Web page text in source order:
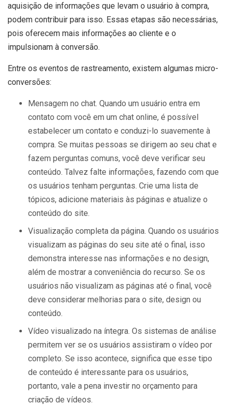
aquisição de informações que levam o usuário à compra,
podem contribuir para isso. Essas etapas são necessárias,
pois oferecem mais informações ao cliente e o
impulsionam à conversão.
Entre os eventos de rastreamento, existem algumas micro-
conversões:
Mensagem no chat. Quando um usuário entra em
contato com você em um chat online, é possível
estabelecer um contato e conduzi-lo suavemente à
compra. Se muitas pessoas se dirigem ao seu chat e
fazem perguntas comuns, você deve verificar seu
conteúdo. Talvez falte informações, fazendo com que
os usuários tenham perguntas. Crie uma lista de
tópicos, adicione materiais às páginas e atualize o
conteúdo do site.
Visualização completa da página. Quando os usuários
visualizam as páginas do seu site até o final, isso
demonstra interesse nas informações e no design,
além de mostrar a conveniência do recurso. Se os
usuários não visualizam as páginas até o final, você
deve considerar melhorias para o site, design ou
conteúdo.
Vídeo visualizado na íntegra. Os sistemas de análise
permitem ver se os usuários assistiram o vídeo por
completo. Se isso acontece, significa que esse tipo
de conteúdo é interessante para os usuários,
portanto, vale a pena investir no orçamento para
criação de vídeos.